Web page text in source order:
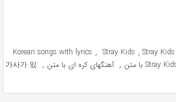
Korean songs with lyrics , Stray Kids , Stray
, آهنگهای کره ای با متن ,
가사가 있